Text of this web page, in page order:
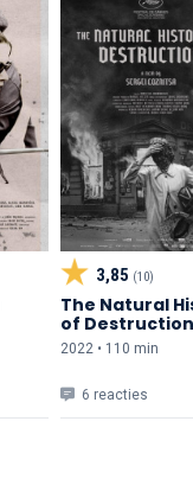
3,85 (10)
The Natural
of Destruction
2022 • 110 min
6 reacties